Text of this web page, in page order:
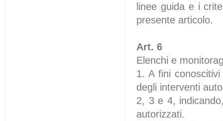
linee guida e i
presente articolo.
Art. 6
Elenchi e
1. A fini
degli interventi
2, 3 e 4,
autorizzati.